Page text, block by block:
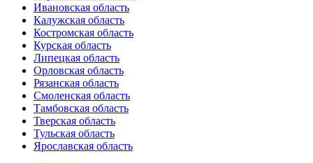
Ивановская область
Калужская область
Костромская область
Курская область
Липецкая область
Орловская область
Рязанская область
Смоленская область
Тамбовская область
Тверская область
Тульская область
Ярославская область